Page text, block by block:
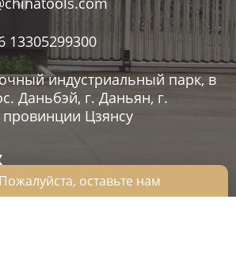
Пожалуйста, оставьте нам
13305299300
индустриальный парк, в
Даньбэй, г. Даньян, г.
Цзянсу